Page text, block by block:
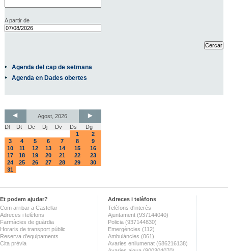
A partir de
Agenda del cap de setmana
Agenda en Dades obertes
Agost, 2026
Dl
Dt Dc Dj Dv Ds
Dg
1
2
3
4 5 6 7 8
9
10
11 12 13 14 15
16
17
18 19 20 21 22
23
24
25 26 27 28 29
30
31
Et podem ajudar?
Com arribar a Castellar
Adreces i telèfons
Farmàcies de guàrdia
Horaris de transport públic
Reserva d'equipaments
Cita prèvia
Adreces i telèfons
Telèfons d'interès
Ajuntament (937144040)
Policia (937144830)
Emergències (112)
Ambulàncies (061)
Avaries enllumenat (686216138)